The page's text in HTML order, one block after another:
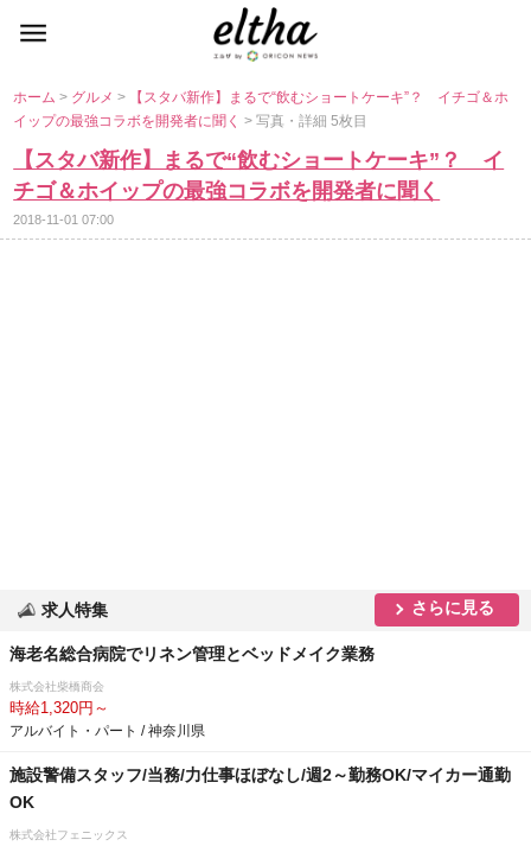
ホーム> グルメ>
【スタバ新作】まるで“飲むショートケーキ”？ イチゴ＆ホ
イップの最強コラボを開発者に聞く> 写真・詳細 5枚目
【スタバ新作】まるで“飲むショートケーキ”？ イ
チゴ＆ホイップの最強コラボを開発者に聞く
2018-11-01 07:00
求人特集 さらに見る
海老名総合病院でリネン管理とベッドメイク業務
株式会社柴橋商会
時給1,320円～
アルバイト・パート / 神奈川県
施設警備スタッフ/当務/力仕事ほぼなし/週2～勤務OK/マイカー通勤
OK
株式会社フェニックス